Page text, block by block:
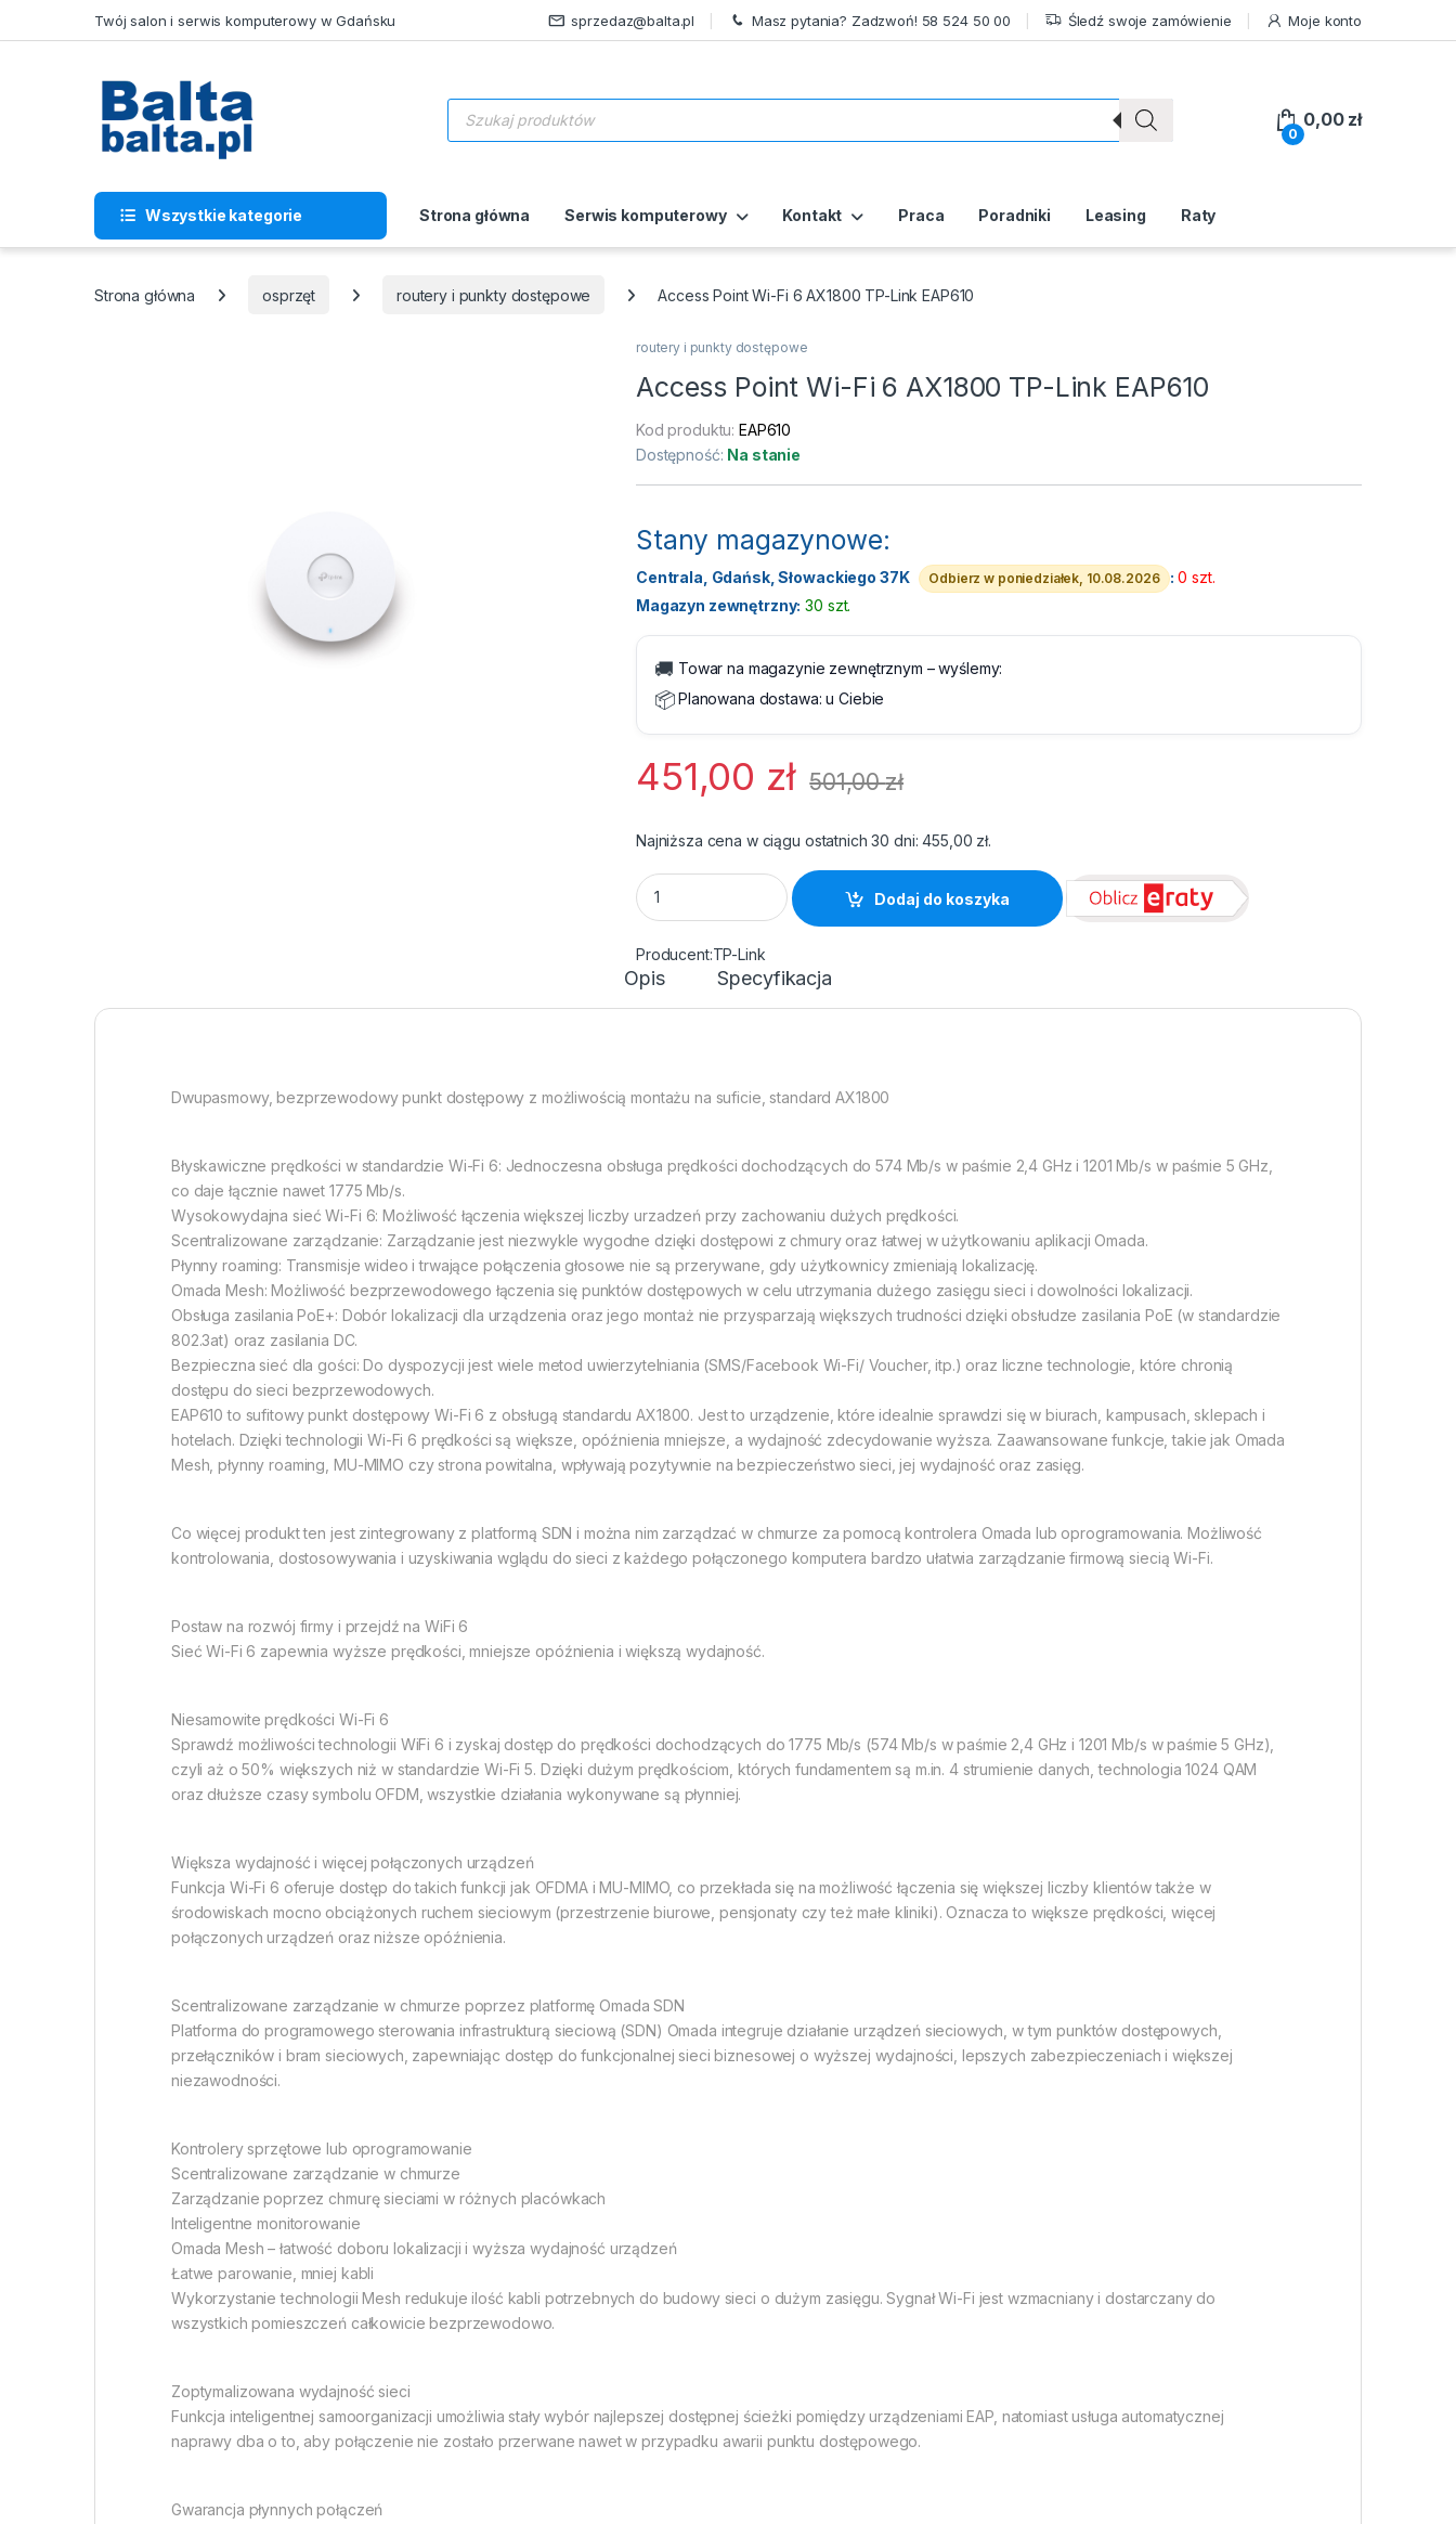
Skip to navigationTwój salon i serwis komputerowy w Gdańsku sprzedaz@balta.pl Masz pytania? Zadzwoń! 58 524 50 00 Śledź swoje zamówienie Moje konto
Wyszukiwarka produktów
0
0,00 zł
Wszystkie kategorie Strona główna Serwis komputerowy Kontakt Praca Poradniki Leasing Raty
Strona główna osprzęt routery i punkty dostępowe Access Point Wi-Fi 6 AX1800 TP-Link EAP610
routery i punkty dostępowe
Access Point Wi-Fi 6 AX1800 TP-Link EAP610
Kod produktu:EAP610
Dostępność: Na stanie
Stany magazynowe:
Centrala, Gdańsk, Słowackiego 37K Odbierz w poniedziałek, 10.08.2026 : 0 szt.
Magazyn zewnętrzny: 30 szt.
🚚 Towar na magazynie zewnętrznym – wyślemy:
📦Planowana dostawa:u Ciebie
451,00 zł 501,00zł
Najniższa cena w ciągu ostatnich 30 dni:455,00 zł.
Access Point Wi-Fi 6 AX1800 TP-Link EAP610 quantity
Dodaj do koszyka
TP-Link
Opis Specyfikacja
Dwupasmowy, bezprzewodowy punkt dostępowy z możliwością montażu na suficie, standard AX1800
Błyskawiczne prędkości w standardzie Wi-Fi 6: Jednoczesna obsługa prędkości dochodzących do 574 Mb/s w paśmie 2,4 GHz i 1201 Mb/s w paśmie 5 GHz,
co daje łącznie nawet 1775 Mb/s.
Wysokowydajna sieć Wi-Fi 6: Możliwość łączenia większej liczby urzadzeń przy zachowaniu dużych prędkości.
Scentralizowane zarządzanie: Zarządzanie jest niezwykle wygodne dzięki dostępowi z chmury oraz łatwej w użytkowaniu aplikacji Omada.
Płynny roaming: Transmisje wideo i trwające połączenia głosowe nie są przerywane, gdy użytkownicy zmieniają lokalizację.
Omada Mesh: Możliwość bezprzewodowego łączenia się punktów dostępowych w celu utrzymania dużego zasięgu sieci i dowolności lokalizacji.
Obsługa zasilania PoE+: Dobór lokalizacji dla urządzenia oraz jego montaż nie przysparzają większych trudności dzięki obsłudze zasilania PoE (w standardzie
802.3at) oraz zasilania DC.
Bezpieczna sieć dla gości: Do dyspozycji jest wiele metod uwierzytelniania (SMS/Facebook Wi-Fi/ Voucher, itp.) oraz liczne technologie, które chronią
dostępu do sieci bezprzewodowych.
EAP610 to sufitowy punkt dostępowy Wi-Fi 6 z obsługą standardu AX1800. Jest to urządzenie, które idealnie sprawdzi się w biurach, kampusach, sklepach i
hotelach. Dzięki technologii Wi-Fi 6 prędkości są większe, opóźnienia mniejsze, a wydajność zdecydowanie wyższa. Zaawansowane funkcje, takie jak Omada
Mesh, płynny roaming, MU-MIMO czy strona powitalna, wpływają pozytywnie na bezpieczeństwo sieci, jej wydajność oraz zasięg.
Co więcej produkt ten jest zintegrowany z platformą SDN i można nim zarządzać w chmurze za pomocą kontrolera Omada lub oprogramowania. Możliwość
kontrolowania, dostosowywania i uzyskiwania wglądu do sieci z każdego połączonego komputera bardzo ułatwia zarządzanie firmową siecią Wi-Fi.
Postaw na rozwój firmy i przejdź na WiFi 6
Sieć Wi-Fi 6 zapewnia wyższe prędkości, mniejsze opóźnienia i większą wydajność.
Niesamowite prędkości Wi-Fi 6
Sprawdź możliwości technologii WiFi 6 i zyskaj dostęp do prędkości dochodzących do 1775 Mb/s (574 Mb/s w paśmie 2,4 GHz i 1201 Mb/s w paśmie 5 GHz),
czyli aż o 50% większych niż w standardzie Wi-Fi 5. Dzięki dużym prędkościom, których fundamentem są m.in. 4 strumienie danych, technologia 1024 QAM
oraz dłuższe czasy symbolu OFDM, wszystkie działania wykonywane są płynniej.
Większa wydajność i więcej połączonych urządzeń
Funkcja Wi-Fi 6 oferuje dostęp do takich funkcji jak OFDMA i MU-MIMO, co przekłada się na możliwość łączenia się większej liczby klientów także w
środowiskach mocno obciążonych ruchem sieciowym (przestrzenie biurowe, pensjonaty czy też małe kliniki). Oznacza to większe prędkości, więcej
połączonych urządzeń oraz niższe opóźnienia.
Scentralizowane zarządzanie w chmurze poprzez platformę Omada SDN
Platforma do programowego sterowania infrastrukturą sieciową (SDN) Omada integruje działanie urządzeń sieciowych, w tym punktów dostępowych,
przełączników i bram sieciowych, zapewniając dostęp do funkcjonalnej sieci biznesowej o wyższej wydajności, lepszych zabezpieczeniach i większej
niezawodności.
Kontrolery sprzętowe lub oprogramowanie
Scentralizowane zarządzanie w chmurze
Zarządzanie poprzez chmurę sieciami w różnych placówkach
Inteligentne monitorowanie
Omada Mesh – łatwość doboru lokalizacji i wyższa wydajność urządzeń
Łatwe parowanie, mniej kabli
Wykorzystanie technologii Mesh redukuje ilość kabli potrzebnych do budowy sieci o dużym zasięgu. Sygnał Wi-Fi jest wzmacniany i dostarczany do
wszystkich pomieszczeń całkowicie bezprzewodowo.
Zoptymalizowana wydajność sieci
Funkcja inteligentnej samoorganizacji umożliwia stały wybór najlepszej dostępnej ścieżki pomiędzy urządzeniami EAP, natomiast usługa automatycznej
naprawy dba o to, aby połączenie nie zostało przerwane nawet w przypadku awarii punktu dostępowego.
Gwarancja płynnych połączeń